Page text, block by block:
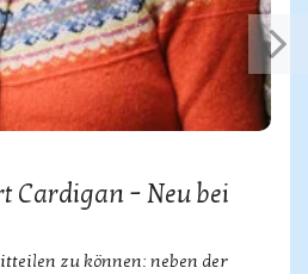
Cardigan – Neu bei
zu können: neben der